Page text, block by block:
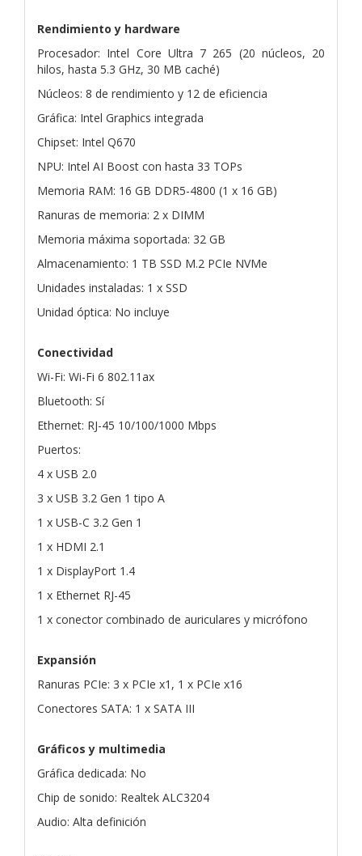
Rendimiento y hardware
Procesador: Intel Core Ultra 7 265 (20 núcleos, 20
hilos, hasta 5.3 GHz, 30 MB caché)
Núcleos: 8 de rendimiento y 12 de eficiencia
Gráfica: Intel Graphics integrada
Chipset: Intel Q670
NPU: Intel AI Boost con hasta 33 TOPs
Memoria RAM: 16 GB DDR5-4800 (1 x 16 GB)
Ranuras de memoria: 2 x DIMM
Memoria máxima soportada: 32 GB
Almacenamiento: 1 TB SSD M.2 PCIe NVMe
Unidades instaladas: 1 x SSD
Unidad óptica: No incluye
Conectividad
Wi-Fi: Wi-Fi 6 802.11ax
Bluetooth: Sí
Ethernet: RJ-45 10/100/1000 Mbps
Puertos:
4 x USB 2.0
3 x USB 3.2 Gen 1 tipo A
1 x USB-C 3.2 Gen 1
1 x HDMI 2.1
1 x DisplayPort 1.4
1 x Ethernet RJ-45
1 x conector combinado de auriculares y micrófono
Expansión
Ranuras PCIe: 3 x PCIe x1, 1 x PCIe x16
Conectores SATA: 1 x SATA III
Gráficos y multimedia
Gráfica dedicada: No
Chip de sonido: Realtek ALC3204
Audio: Alta definición